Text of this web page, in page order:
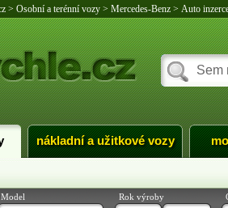
> Osobní a terénní vozy > Mercedes-Benz > Auto
nákladní a užitkové vozy
Model Rok výroby